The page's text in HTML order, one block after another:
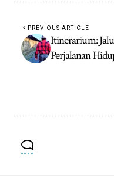
PREVIOUS ARTICLE
Itinerarium:
Perjalanan